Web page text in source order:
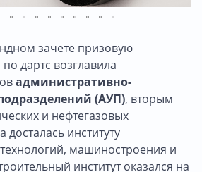
зачете призовую
дартс возглавила
административно-
(АУП), вторым
и нефтегазовых
досталась институту
машиностроения и
институт оказался на